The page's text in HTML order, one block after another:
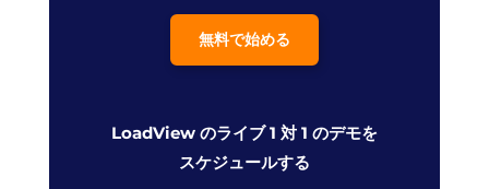
無料で始める
LoadView のライブ 1 対 1 のデモを
スケジュールする